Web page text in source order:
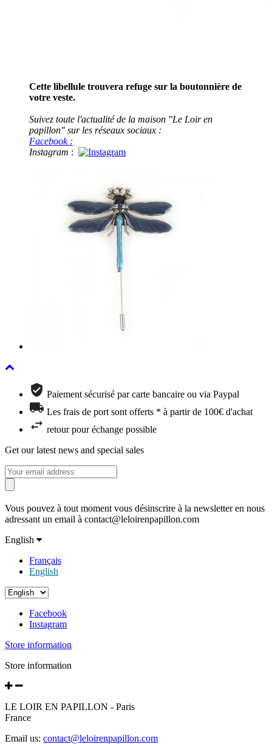
Cette libellule trouvera refuge sur la boutonnière de
votre veste.
Suivez toute l'actualité de la maison "Le Loir en
papillon" sur les réseaux sociaux :
Facebook :
Instagram :
Paiement sécurisé par carte bancaire ou via Paypal
Les frais de port sont offerts * à partir de 100€ d'achat
retour pour échange possible
Get our latest news and special sales
Vous pouvez à tout moment vous désinscrire à la newsletter en nous
adressant un email à contact@leloirenpapillon.com
English
Français
English
Facebook
Instagram
Store information
Store information
LE LOIR EN PAPILLON - Paris
France
Email us: contact@leloirenpapillon.com